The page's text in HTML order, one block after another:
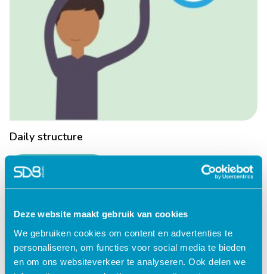
Deze website maakt gebruik van cookies
We gebruiken cookies om content en advertenties te
personaliseren, om functies voor social media te bieden
en om ons websiteverkeer te analyseren. Ook delen we
Daily structure
Lees verder